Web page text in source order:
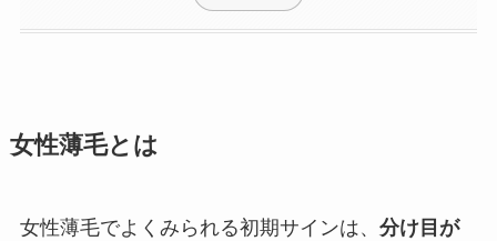
女性薄毛とは
女性薄毛でよくみられる初期サインは、 分け目が